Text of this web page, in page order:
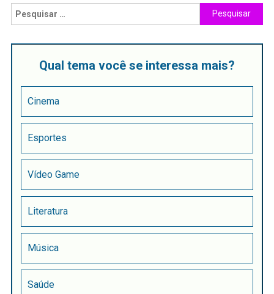
Qual tema você se interessa mais?
Cinema
Esportes
Vídeo Game
Literatura
Música
Saúde